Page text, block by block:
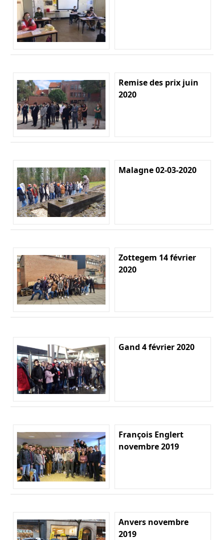
Remise des prix juin
2020
Malagne 02-03-2020
Zottegem 14 février
2020
Gand 4 février 2020
François Englert
novembre 2019
Anvers novembre
2019